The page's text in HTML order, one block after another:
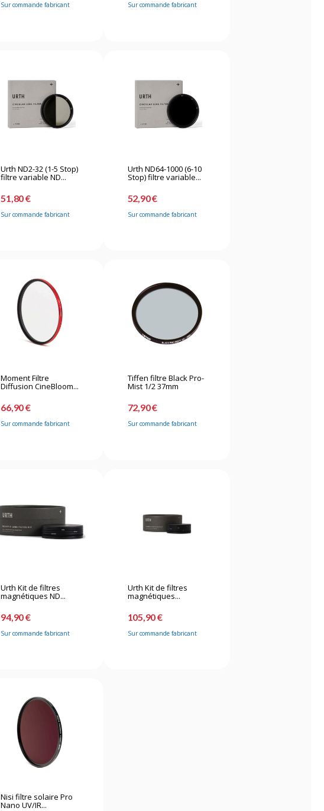
Sur commande fabricant Sur commande fabricant
Urth ND2-32 (1-5 Stop)
filtre variable ND...
51,80 €
Sur commande fabricant
Urth ND64-1000 (6-10
Stop) filtre variable...
52,90 €
Sur commande fabricant
Moment Filtre
Diffusion CineBloom...
66,90 €
Sur commande fabricant
Tiffen filtre Black Pro-
Mist 1/2 37mm
72,90 €
Sur commande fabricant
Urth Kit de filtres
magnétiques ND...
94,90 €
Sur commande fabricant
Urth Kit de filtres
magnétiques...
105,90 €
Sur commande fabricant
Nisi filtre solaire Pro
Nano UV/IR...